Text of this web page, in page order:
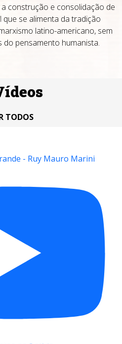
construção e consolidação de
se alimenta da tradição
latino-americano, sem
pensamento humanista.
TODOS
- Ruy Mauro Marini